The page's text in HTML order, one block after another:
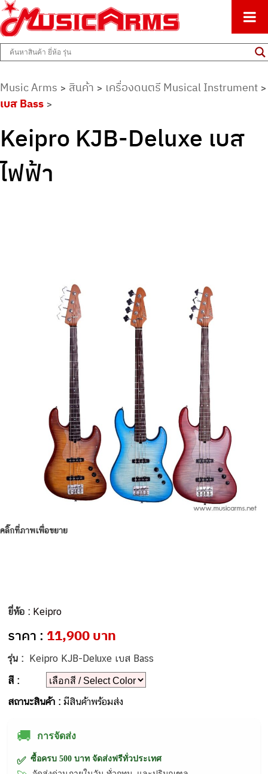
Music Arms
ศูนย์รวมครื่องดนตรีทุกชนิด ตั้งแต่เริ่มต้นถึงมืออาชีพ
Music Arms > สินค้า > เครื่องดนตรี Musical Instrument >
เบส Bass >
Keipro KJB-Deluxe เบส
ไฟฟ้า
คลิ๊กที่ภาพเพื่อขยาย
ยี่ห้อ : Keipro
ราคา : 11,900 บาท
รุ่น :
Keipro KJB-Deluxe เบส Bass
สี :
สถานะสินค้า :มีสินค้าพร้อมส่ง
🚚 การจัดส่ง
✅ ซื้อครบ 500 บาท จัดส่งฟรีทั่วประเทศ